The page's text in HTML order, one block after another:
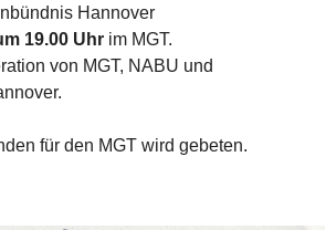
Hannover
19.00 Uhr im MGT.
von MGT, NABU und
für den MGT wird gebeten.